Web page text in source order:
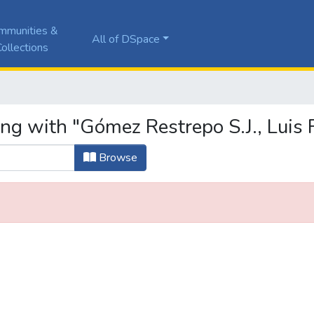
&
All of DSpace
with "Gómez Restrepo S.J., Luis
Browse